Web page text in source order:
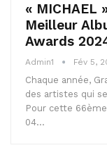
« MICHAEL
Meilleur
Awards
Admin1 Fév 5,
Chaque année,
des artistes qui
Pour cette
04…